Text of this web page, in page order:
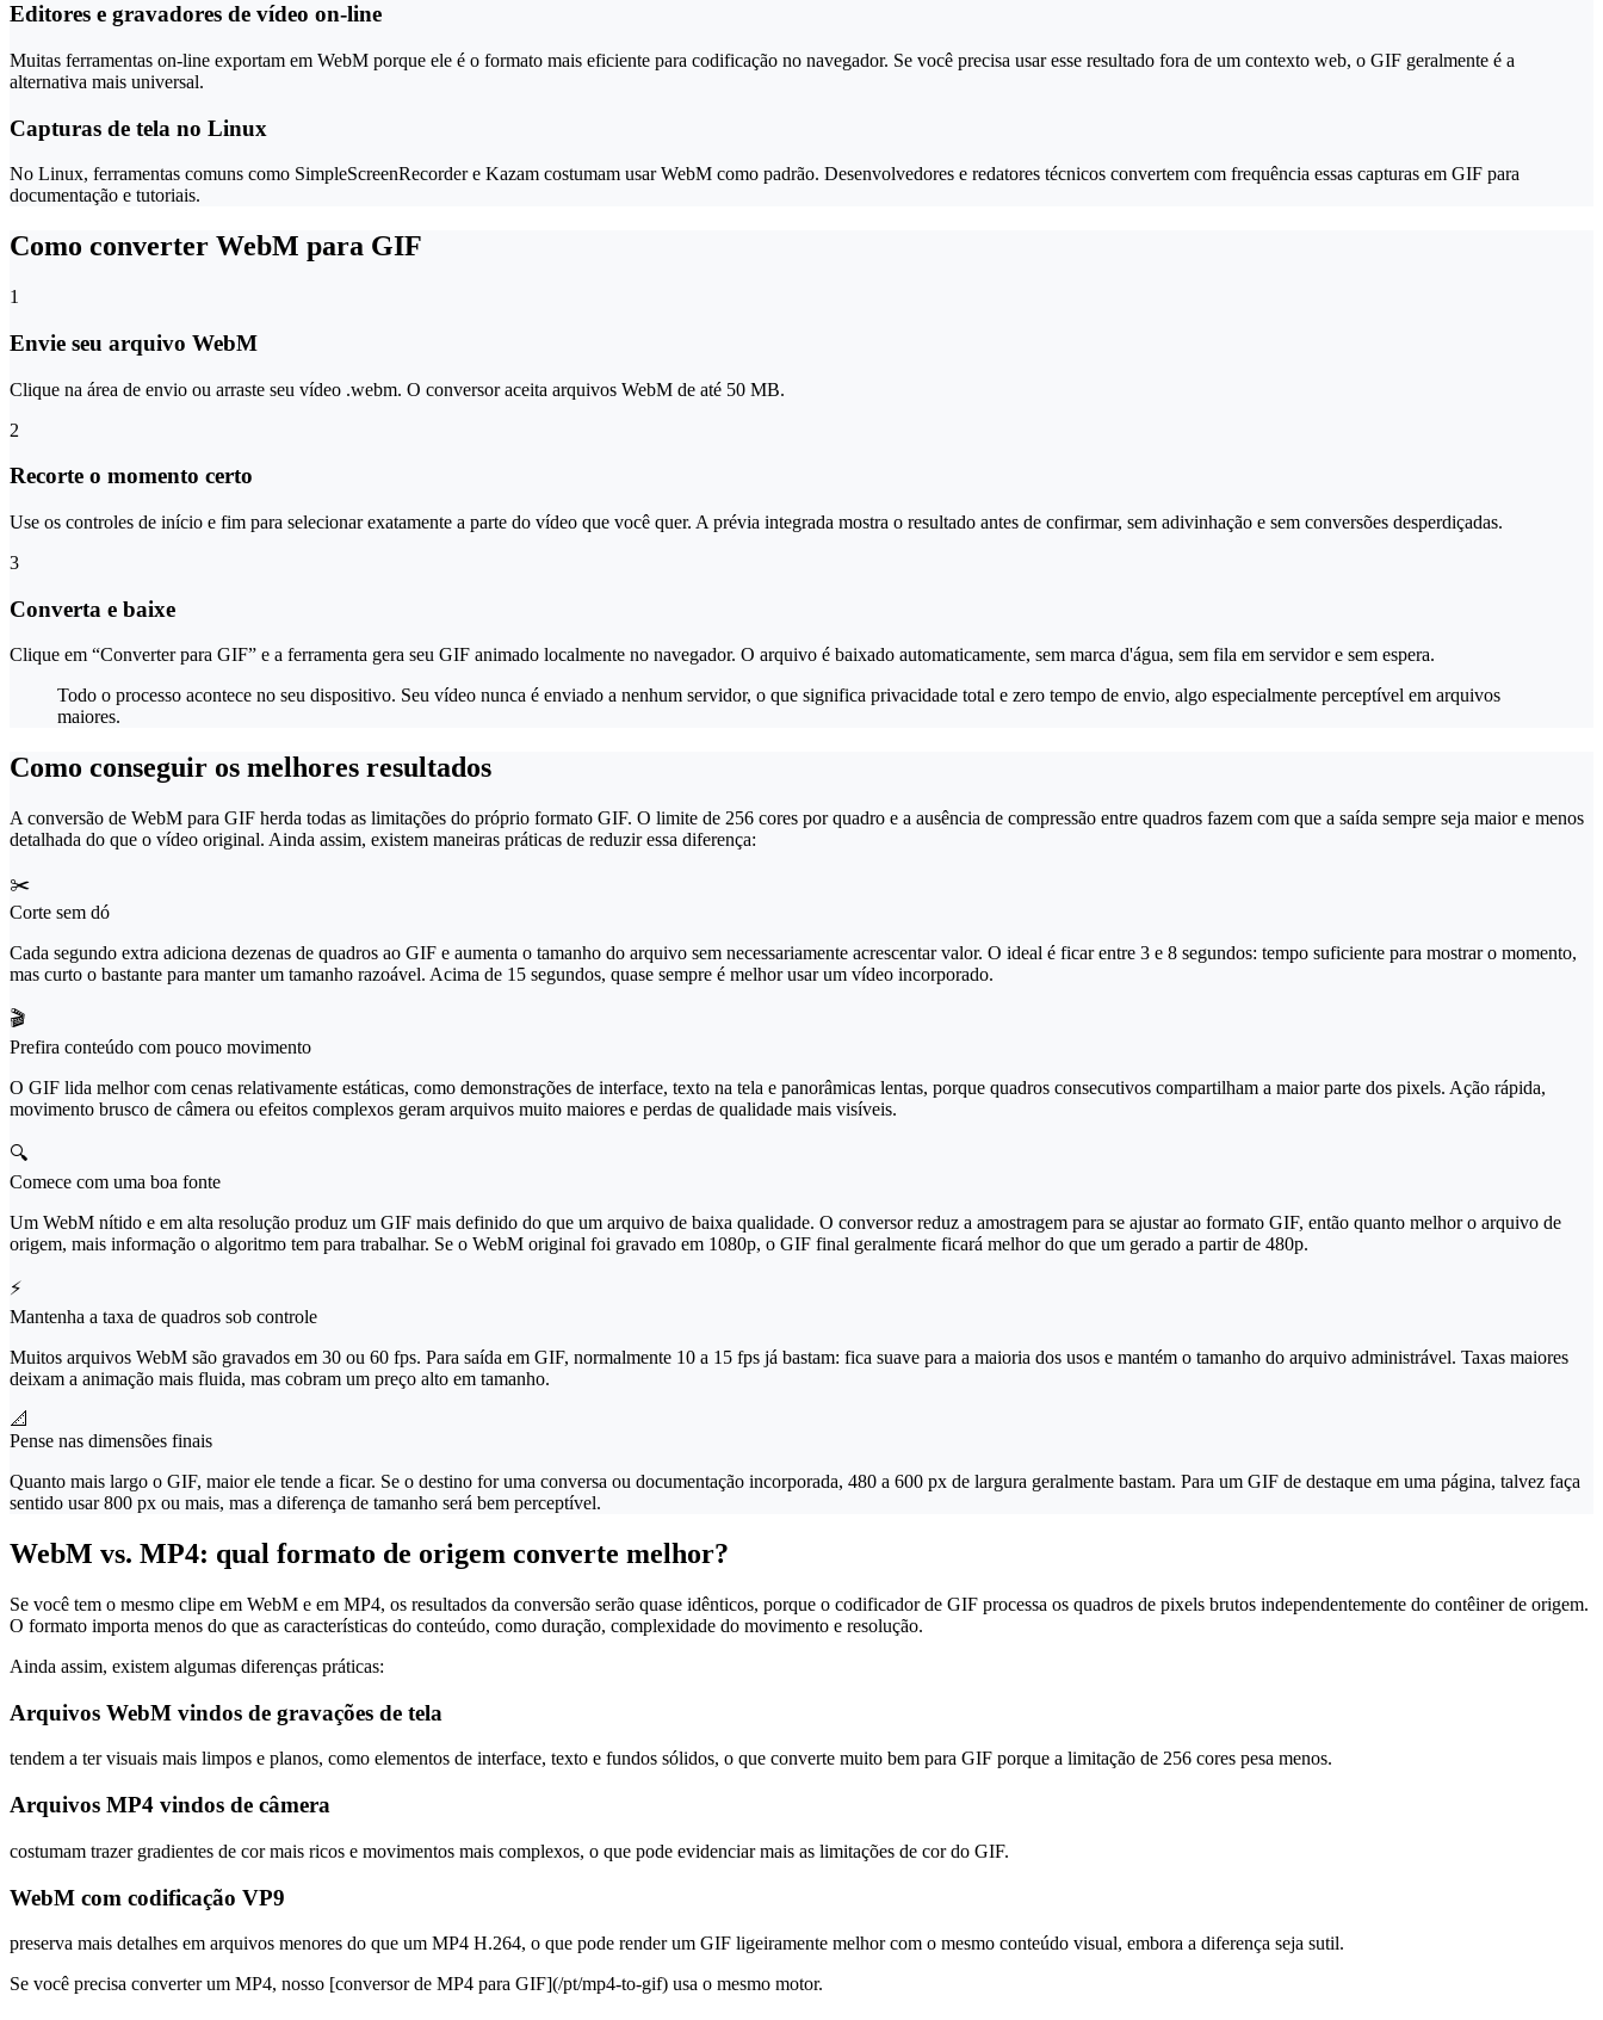
Editores e gravadores de vídeo on-line
Muitas ferramentas on-line exportam em WebM porque ele é o formato mais eficiente para codificação no navegador. Se você precisa usar esse resultado fora de um contexto web, o GIF geralmente é a
alternativa mais universal.
Capturas de tela no Linux
No Linux, ferramentas comuns como SimpleScreenRecorder e Kazam costumam usar WebM como padrão. Desenvolvedores e redatores técnicos convertem com frequência essas capturas em GIF para
documentação e tutoriais.
Como converter WebM para GIF
1
Envie seu arquivo WebM
Clique na área de envio ou arraste seu vídeo .webm. O conversor aceita arquivos WebM de até 50 MB.
2
Recorte o momento certo
Use os controles de início e fim para selecionar exatamente a parte do vídeo que você quer. A prévia integrada mostra o resultado antes de confirmar, sem adivinhação e sem conversões desperdiçadas.
3
Converta e baixe
Clique em “Converter para GIF” e a ferramenta gera seu GIF animado localmente no navegador. O arquivo é baixado automaticamente, sem marca d'água, sem fila em servidor e sem espera.
Todo o processo acontece no seu dispositivo. Seu vídeo nunca é enviado a nenhum servidor, o que significa privacidade total e zero tempo de envio, algo especialmente perceptível em arquivos
maiores.
Como conseguir os melhores resultados
A conversão de WebM para GIF herda todas as limitações do próprio formato GIF. O limite de 256 cores por quadro e a ausência de compressão entre quadros fazem com que a saída sempre seja maior e menos
detalhada do que o vídeo original. Ainda assim, existem maneiras práticas de reduzir essa diferença:
✂️
Corte sem dó
Cada segundo extra adiciona dezenas de quadros ao GIF e aumenta o tamanho do arquivo sem necessariamente acrescentar valor. O ideal é ficar entre 3 e 8 segundos: tempo suficiente para mostrar o momento,
mas curto o bastante para manter um tamanho razoável. Acima de 15 segundos, quase sempre é melhor usar um vídeo incorporado.
🎬
Prefira conteúdo com pouco movimento
O GIF lida melhor com cenas relativamente estáticas, como demonstrações de interface, texto na tela e panorâmicas lentas, porque quadros consecutivos compartilham a maior parte dos pixels. Ação rápida,
movimento brusco de câmera ou efeitos complexos geram arquivos muito maiores e perdas de qualidade mais visíveis.
🔍
Comece com uma boa fonte
Um WebM nítido e em alta resolução produz um GIF mais definido do que um arquivo de baixa qualidade. O conversor reduz a amostragem para se ajustar ao formato GIF, então quanto melhor o arquivo de
origem, mais informação o algoritmo tem para trabalhar. Se o WebM original foi gravado em 1080p, o GIF final geralmente ficará melhor do que um gerado a partir de 480p.
⚡
Mantenha a taxa de quadros sob controle
Muitos arquivos WebM são gravados em 30 ou 60 fps. Para saída em GIF, normalmente 10 a 15 fps já bastam: fica suave para a maioria dos usos e mantém o tamanho do arquivo administrável. Taxas maiores
deixam a animação mais fluida, mas cobram um preço alto em tamanho.
📐
Pense nas dimensões finais
Quanto mais largo o GIF, maior ele tende a ficar. Se o destino for uma conversa ou documentação incorporada, 480 a 600 px de largura geralmente bastam. Para um GIF de destaque em uma página, talvez faça
sentido usar 800 px ou mais, mas a diferença de tamanho será bem perceptível.
WebM vs. MP4: qual formato de origem converte melhor?
Se você tem o mesmo clipe em WebM e em MP4, os resultados da conversão serão quase idênticos, porque o codificador de GIF processa os quadros de pixels brutos independentemente do contêiner de origem.
O formato importa menos do que as características do conteúdo, como duração, complexidade do movimento e resolução.
Ainda assim, existem algumas diferenças práticas:
Arquivos WebM vindos de gravações de tela
tendem a ter visuais mais limpos e planos, como elementos de interface, texto e fundos sólidos, o que converte muito bem para GIF porque a limitação de 256 cores pesa menos.
Arquivos MP4 vindos de câmera
costumam trazer gradientes de cor mais ricos e movimentos mais complexos, o que pode evidenciar mais as limitações de cor do GIF.
WebM com codificação VP9
preserva mais detalhes em arquivos menores do que um MP4 H.264, o que pode render um GIF ligeiramente melhor com o mesmo conteúdo visual, embora a diferença seja sutil.
Se você precisa converter um MP4, nosso [conversor de MP4 para GIF](/pt/mp4-to-gif) usa o mesmo motor.